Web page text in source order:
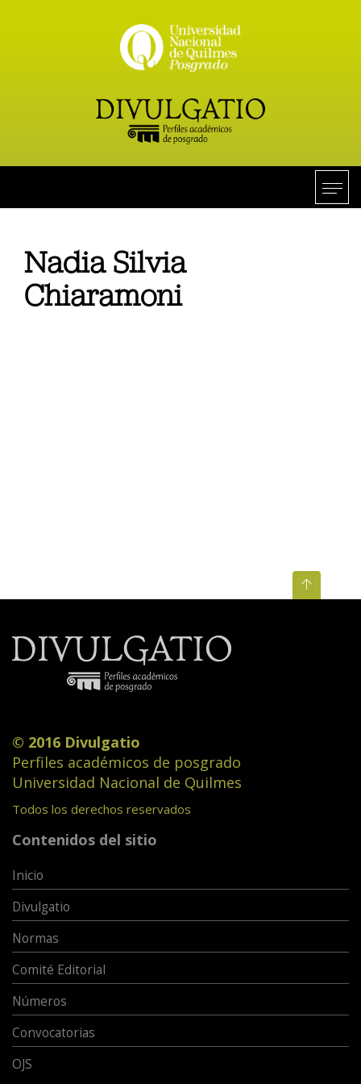
Nadia Silvia
Chiaramoni
© 2016 Divulgatio
Perfiles académicos de posgrado
Universidad Nacional de Quilmes
Todos los derechos reservados
Contenidos del sitio
Inicio
Divulgatio
Normas
Comité Editorial
Números
Convocatorias
OJS